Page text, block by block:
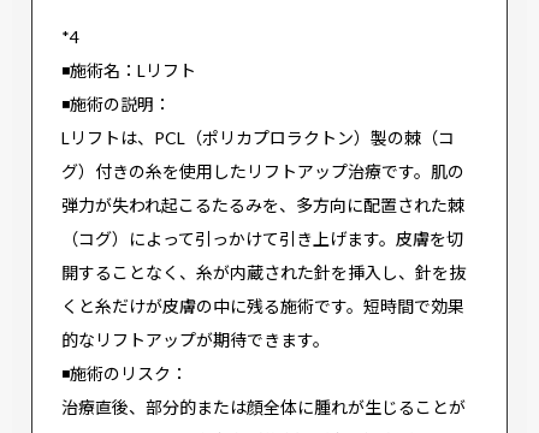
*4
◾️施術名：Lリフト
◾️施術の説明：
Lリフトは、PCL（ポリカプロラクトン）製の棘（コ
グ）付きの糸を使用したリフトアップ治療です。肌の
弾力が失われ起こるたるみを、多方向に配置された棘
（コグ）によって引っかけて引き上げます。皮膚を切
開することなく、糸が内蔵された針を挿入し、針を抜
くと糸だけが皮膚の中に残る施術です。短時間で効果
的なリフトアップが期待できます。
◾️施術のリスク：
治療直後、部分的または顔全体に腫れが生じることが